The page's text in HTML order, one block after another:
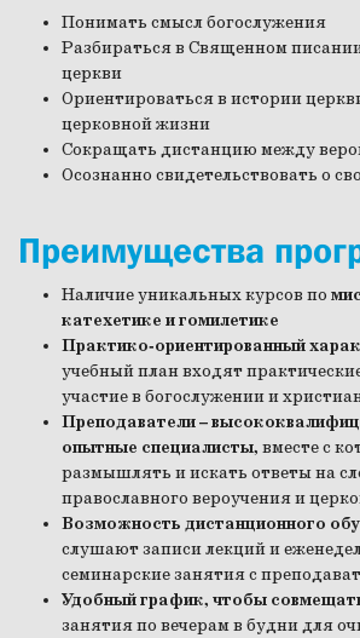
Понимать смысл богослужения
Разбираться в Священном
церкви
Ориентироваться в истории
церковной жизни
Сокращать дистанцию между
Осознанно свидетельствовать о
Преимущества
Наличие уникальных курсов по
катехетике и гомилетике
Практико-ориентированный
учебный план входят
участие в богослужении и
Преподаватели –
опытные специалисты, вместе с
размышлять и искать ответы на
православного вероучения и
Возможность дистанционного
слушают записи лекций и
семинарские занятия с
Удобный график, чтобы
занятия по вечерам в будни для